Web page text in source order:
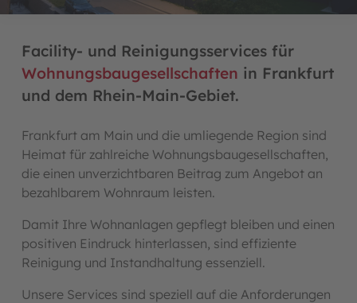
Facility- und Reinigungsservices für
Wohnungsbaugesellschaften in Frankfurt
und dem Rhein-Main-Gebiet.
Frankfurt am Main und die umliegende Region sind
Heimat für zahlreiche Wohnungsbaugesellschaften,
die einen unverzichtbaren Beitrag zum Angebot an
bezahlbarem Wohnraum leisten.
Damit Ihre Wohnanlagen gepflegt bleiben und einen
positiven Eindruck hinterlassen, sind effiziente
Reinigung und Instandhaltung essenziell.
Unsere Services sind speziell auf die Anforderungen